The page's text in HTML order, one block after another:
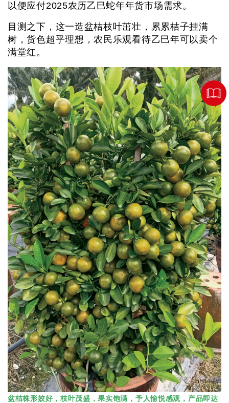
以便应付2025农历乙巳蛇年年货市场需求。
目测之下，这一造盆桔枝叶茁壮，累累桔子挂满
树，货色超乎理想，农民乐观看待乙巳年可以卖个
满堂红。
盆桔株形姣好，枝叶茂盛，果实饱满，予人愉悦感观，产品即达